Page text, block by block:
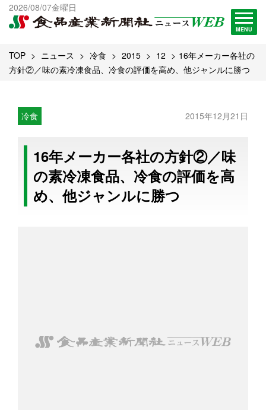
2026/08/07金曜日
MENU
出版物一覧へ
試読・購読申し込み
TOP ニュース 冷食 2015 12
16年メーカー各社の
方針②／味の素冷凍食品、冷食の評価を高め、他ジャンルに勝つ
冷食 2015年12月21日
16年メーカー各社の方針②／味
の素冷凍食品、冷食の評価を高
め、他ジャンルに勝つ